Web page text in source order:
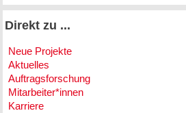
Direkt zu ...
Neue Projekte
Aktuelles
Auftragsforschung
Mitarbeiter*innen
Karriere